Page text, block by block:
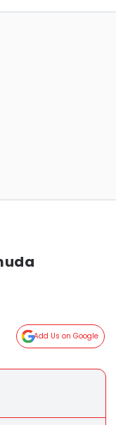
Add Us on Google